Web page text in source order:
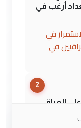
أرغب في
في
في
2
العراق
العتبات